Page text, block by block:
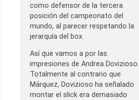
como defensor de la tercera
posición del campeonato del
mundo, al parecer respetando la
jerarquía del box.
Así que vamos a por las
impresiones de Andrea Dovizioso.
Totalmente al contrario que
Márquez, Dovizioso ha señalado
montar el slick era demasiado